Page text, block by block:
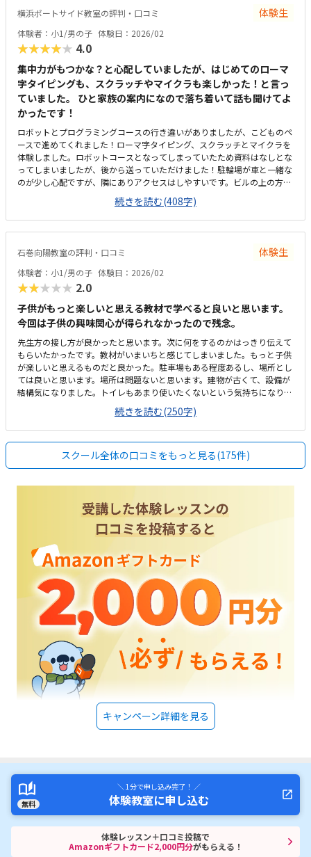
横浜ポートサイド教室の評判・口コミ 体験生
体験者：小1/男の子 体験日：2026/02
★★★★★ 4.0
集中力がもつかな？と心配していましたが、はじめてのローマ
字タイピングも、スクラッチやマイクラも楽しかった！と言っ
ていました。 ひと家族の案内になので落ち着いて話も聞けてよ
かったです！
ロボットとプログラミングコースの行き違いがありましたが、こどものペ
ースで進めてくれました！ローマ字タイピング、スクラッチとマイクラを
体験しました。ロボットコースとなってしまっていたため資料はなしとな
ってしまいましたが、後から送っていただけました！駐輪場が車と一緒な
のが少し心配ですが、隣にありアクセスはしやすいです。ビルの上の方に
あるのでひとりで行けるかな？と心配ではありますが、慣れたらひとりで
歩いてくる子も多いみたいでした。レンタルオフィスのような場所で殺風
景ですが、普通です土日空調がきかないようで少し暑かった2回の授業に
対して他より高いかなと思いますが、90分なのでその分通う回数が少ない
ただきイメージがわきました。入会金サービスのお話についても先に聞け
たので比較しやすかったです。子供はマイクラがすきなので、興味を持っ
て取り組めていました！
続きを読む(408字)
石巻向陽教室の評判・口コミ 体験生
体験者：小1/男の子 体験日：2026/02
★★★★★ 2.0
子供がもっと楽しいと思える教材で学べると良いと思います。
今回は子供の興味関心が得られなかったので残念。
先生方の接し方が良かったと思います。次に何をするのかはっきり伝えて
もらいたかったです。教材がいまいちと感じてしまいました。もっと子供
が楽しいと思えるものだと良かった。駐車場もある程度あるし、場所とし
ては良いと思います。場所は問題ないと思います。建物が古くて、設備が
結構気になりました。トイレもあまり使いたくないという気持ちになりま
した。月2回にしては高いと思います。もう少し気軽に通えるくらいの料
金だと良いと思います。パソコンの操作もしたことがなく不安でいっぱい
でしたが、きちんとフォローしてくれた。
続きを読む(250字)
スクール全体の口コミをもっと見る(175件)
キャンペーン詳細を見る
無料
＼ 1分で申し込み完了！ ／
体験教室に申し込む
体験レッスン＋口コミ投稿で
Amazonギフトカード2,000円分がもらえる！